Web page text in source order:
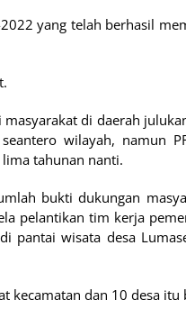
yang telah berhasil
di daerah
wilayah, namun
tahunan nanti.
bukti dukungan
pelantikan tim kerja
pantai wisata desa
kecamatan dan 10 desa itu